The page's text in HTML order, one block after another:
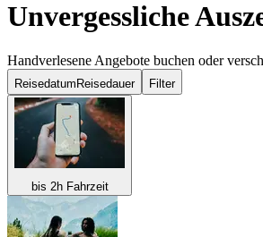
Unvergessliche
Handverlesene Angebote buchen oder
Reisedatum Reisedauer Filter
bis 2h Fahrzeit